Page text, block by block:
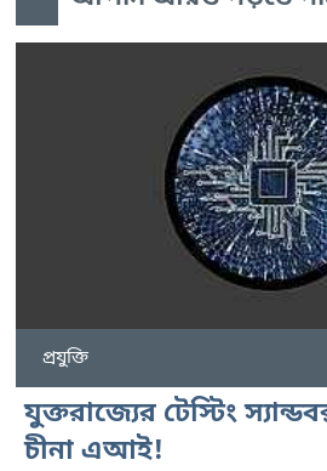
প্রযুক্তি
যুক্তরাজ্যের টেস্টিং
চীনা এআই!